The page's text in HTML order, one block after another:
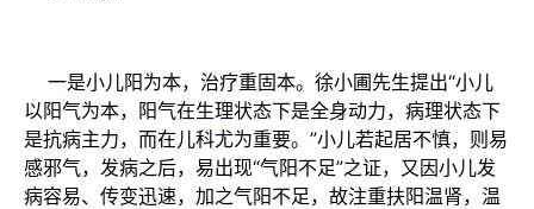
一是小儿阳为本，治疗重固本。徐小圃先生提出“小儿
以阳气为本，阳气在生理状态下是全身动力，病理状态下
是抗病主力，而在儿科尤为重要。”小儿若起居不慎，则易
感邪气，发病之后，易出现“气阳不足”之证，又因小儿发
病容易、传变迅速，加之气阳不足，故注重扶阳温肾，温